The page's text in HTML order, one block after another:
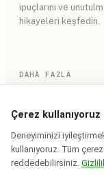
ipuçlarını ve
hikayeleri keşfedin.
DAHA FAZLA
Site Haritası
© 2026 Rota Senin.
Çerez kullanıyoruz
Deneyiminizi
kullanıyoruz. Tüm
reddedebilirsiniz.